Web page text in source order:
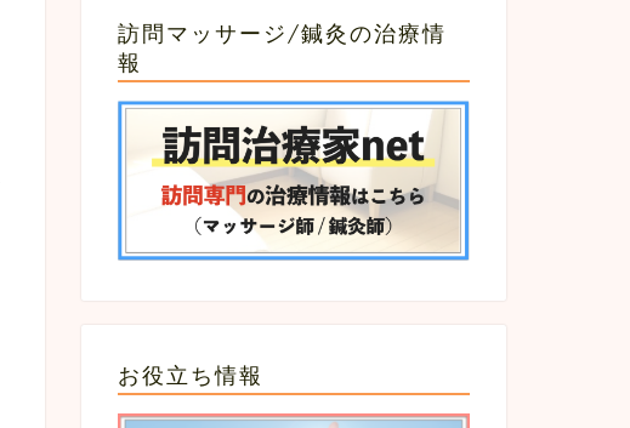
訪問マッサージ/鍼灸の治療情
報
お役立ち情報